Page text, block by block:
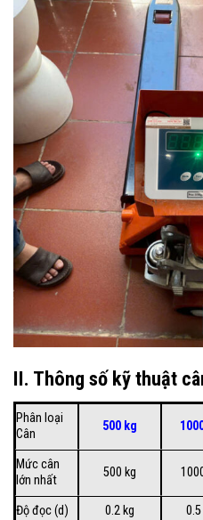
II. Thông số kỹ thuật
Phân loại
Cân
500 kg
Mức cân
lớn nhất
500 kg
Độ đọc (d) 0.2 kg